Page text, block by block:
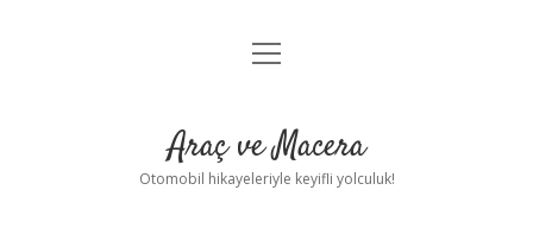
Anasayfa
Yasal Uyarı
menüyü
Araç ve Macera
Otomobil hikayeleriyle keyifli yolculuk!